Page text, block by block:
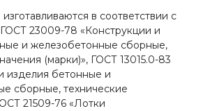
в соответствии с
23009-78 «Конструкции и
и железобетонные сборные,
(марки)», ГОСТ 13015.0-83
изделия бетонные и
сборные, технические
21509-76 «Лотки